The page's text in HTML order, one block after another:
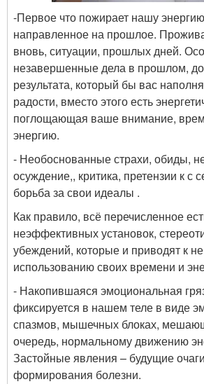
-Первое что пожирает нашу
направленное на прошлое.
вновь, ситуации, прошлых дней.
незавершенные дела в прошлом,
результата, который бы вас
радости, вместо этого есть
поглощающая ваше внимание,
энергию.
- Необоснованные страхи, обиды,
осуждение,, критика, претензии к с
борьба за свои идеалы .
Как правило, всё перечисленное
неэффективных установок,
убеждений, которые и приводят к
использованию своих времени и
- Накопившаяся эмоциональная
фиксируется в нашем теле в виде
спазмов, мышечных блоках,
очередь, нормальному движению
Застойные явления – будущие
формирования болезни.